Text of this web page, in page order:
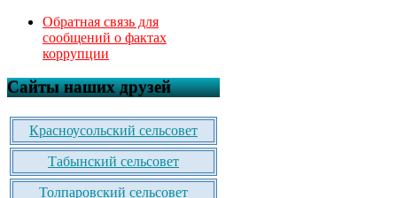
Обратная связь для
сообщений о фактах
коррупции
Сайты наших друзей
Красноусольский сельсовет
Табынский сельсовет
Толпаровский сельсовет